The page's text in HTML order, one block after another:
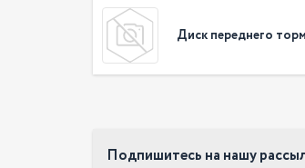
Диск переднего
Подпишитесь на нашу